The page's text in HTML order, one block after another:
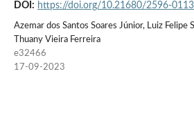
DOI: https://doi.org/10.21680/2596-
Azemar dos Santos Soares Júnior, Luiz Felipe
Thuany Vieira Ferreira
e32466
17-09-2023